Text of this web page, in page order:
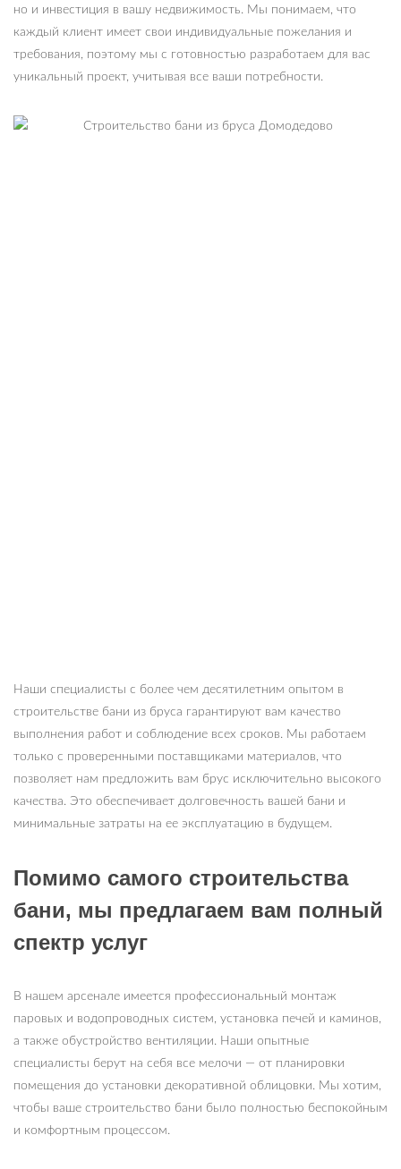
но и инвестиция в вашу недвижимость. Мы понимаем, что
каждый клиент имеет свои индивидуальные пожелания и
требования, поэтому мы с готовностью разработаем для вас
уникальный проект, учитывая все ваши потребности.
Наши специалисты с более чем десятилетним опытом в
строительстве бани из бруса гарантируют вам качество
выполнения работ и соблюдение всех сроков. Мы работаем
только с проверенными поставщиками материалов, что
позволяет нам предложить вам брус исключительно высокого
качества. Это обеспечивает долговечность вашей бани и
минимальные затраты на ее эксплуатацию в будущем.
Помимо самого строительства
бани, мы предлагаем вам полный
спектр услуг
В нашем арсенале имеется профессиональный монтаж
паровых и водопроводных систем, установка печей и каминов,
а также обустройство вентиляции. Наши опытные
специалисты берут на себя все мелочи — от планировки
помещения до установки декоративной облицовки. Мы хотим,
чтобы ваше строительство бани было полностью беспокойным
и комфортным процессом.